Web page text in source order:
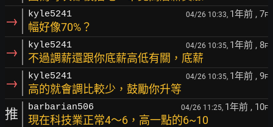
→ kyle5241 04/26 10:33, 1年前 , 7F
幅好像70%？
→ kyle5241 04/26 10:35, 1年前 , 8F
不過調薪還跟你底薪高低有關，底薪
→ kyle5241 04/26 10:35, 1年前 , 9F
高的就會調比較少，鼓勵你升等
推 barbarian506 04/26 11:25, 1年前 , 10F
現在科技業正常4～6，高一點的6~10